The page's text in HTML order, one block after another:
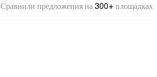
Сравнили предложения на 300+ площадках